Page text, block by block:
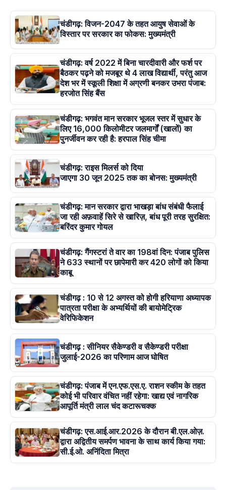
चंडीगढ़: विजन-2047 के तहत आयुष सेवाओं के
विस्तार पर सरकार का फोकस: मुख्यमंत्री
चंडीगढ़: वर्ष 2022 में बिना चारदीवारी और फर्श पर
बैठकर पढ़ने को मजबूर थे 4 लाख विद्यार्थी, परंतु आज
देश भर में स्कूली शिक्षा में अग्रणी बनकर उभरा पंजाब:
हरजोत सिंह बैंस
चंडीगढ़: भगवंत मान सरकार भूजल स्तर में सुधार के
लिए 16,000 किलोमीटर जलमार्गों (खालों) का
पुनर्जीवन कर रही है: हरपाल सिंह चीमा
चंडीगढ़: राइस मिलर्स को दिया
जाएगा 30 जून 2025 तक का बोनस: मुख्यमंत्री
चंडीगढ़: मान सरकार द्वारा भाखड़ा बांध संबंधी फैलाई
जा रही अफ़वाहें सिरे से खारिज़, बांध पूरी तरह सुरक्षित:
बरिंदर कुमार गोयल
चंडीगढ़: गैंगस्टरां ते वार का 198वां दिन: पंजाब पुलिस
ने 633 स्थानों पर छापेमारी कर 420 लोगों को किया
काबू
चंडीगढ़ : 10 से 12 अगस्त को होगी हरियाणा अध्यापक
पात्रता परीक्षा के अभ्यर्थियों की बायोमेट्रिक
वेरिफिकेशन
चंडीगढ़ : सीनियर सैकेण्डरी व सैकेण्डरी परीक्षा
जुलाई-2026 का परिणाम आज घोषित
चंडीगढ़: पंजाब में एन.एफ.एस.ए. राशन स्कीम के तहत
कोई भी परिवार वंचित नहीं रहेगा: खाद्य एवं नागरिक
आपूर्ति मंत्री लाल चंद कटारूचक्क
चंडीगढ़: एस.आई.आर.2026 के दौरान बी.एल.ओज़.
द्वारा अद्वितीय समर्पण भावना के साथ कार्य किया गया:
सी.ई.ओ. अनिंदिता मित्रा